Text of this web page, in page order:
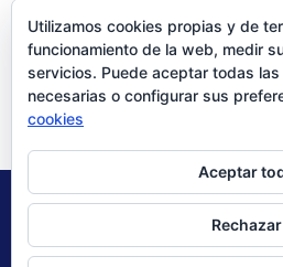
info@glezco.com
© Glezco Asesores y Consultores
Politica de
Utilizamos cookies propias y de
funcionamiento de la web, medir
servicios. Puede aceptar todas
necesarias o configurar sus
cookies
Aceptar
Rechazar